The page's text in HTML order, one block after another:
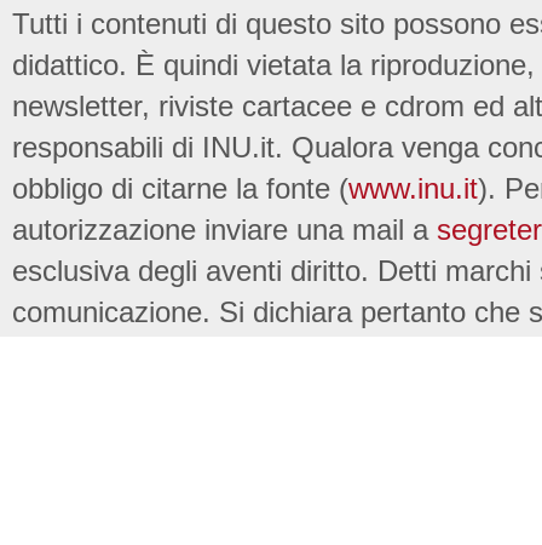
Tutti i contenuti di questo sito possono
didattico. È quindi vietata la
newsletter, riviste cartacee e cdrom ed
responsabili di INU.it. Qualora venga
obbligo di citarne la fonte (www.inu.it).
autorizzazione inviare una mail a
esclusiva degli aventi diritto. Detti
comunicazione. Si dichiara pertanto che